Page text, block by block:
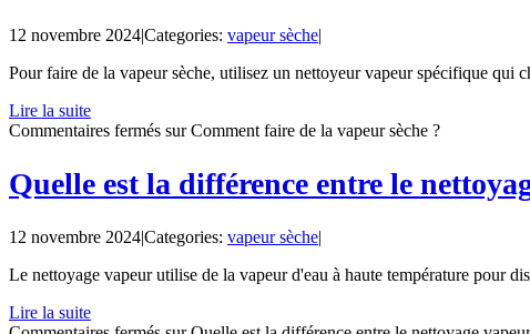
12 novembre 2024|Categories: vapeur sèche|
Pour faire de la vapeur sèche, utilisez un nettoyeur vapeur spécifique qui
Lire la suite
Commentaires fermés sur Comment faire de la vapeur sèche ?
Quelle est la différence entre le
12 novembre 2024|Categories: vapeur sèche|
Le nettoyage vapeur utilise de la vapeur d'eau à haute température pour
Lire la suite